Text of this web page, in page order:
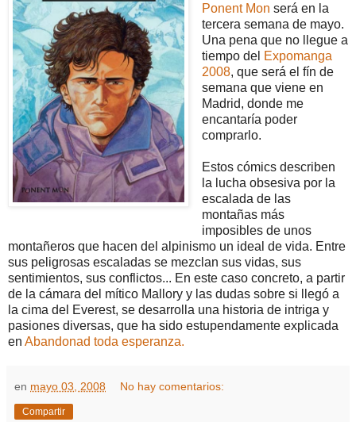
Ponent Mon será en la
tercera semana de mayo.
Una pena que no llegue a
tiempo del Expomanga
2008, que será el fín de
semana que viene en
Madrid, donde me
encantaría poder
comprarlo.
Estos cómics describen
la lucha obsesiva por la
escalada de las
montañas más
imposibles de unos
montañeros que hacen del alpinismo un ideal de vida. Entre
sus peligrosas escaladas se mezclan sus vidas, sus
sentimientos, sus conflictos... En este caso concreto, a partir
de la cámara del mítico Mallory y las dudas sobre si llegó a
la cima del Everest, se desarrolla una historia de intriga y
pasiones diversas, que ha sido estupendamente explicada
en Abandonad toda esperanza.
en mayo 03, 2008 No hay comentarios:
Compartir